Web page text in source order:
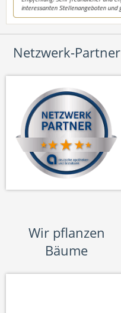
Netzwerk-Partner
Wir pflanzen
Bäume